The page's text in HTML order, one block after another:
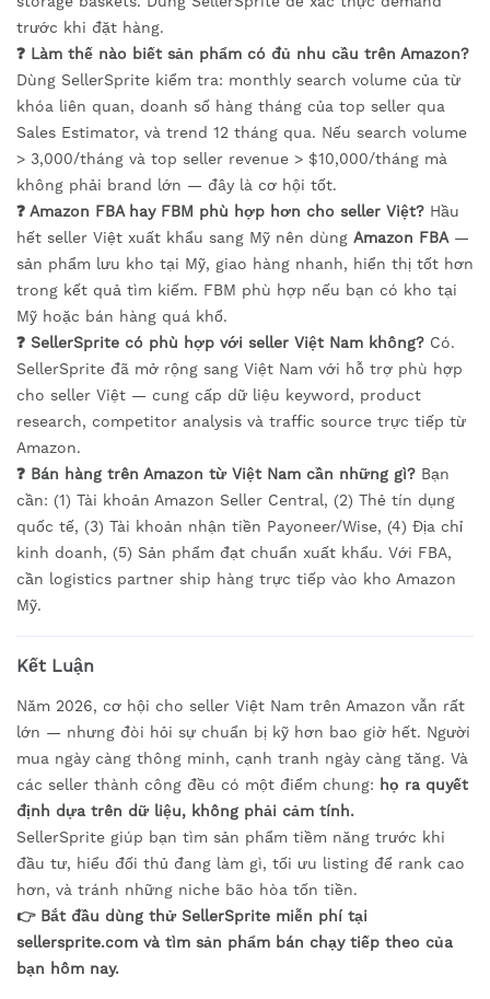
trước khi đặt hàng.
❓ Làm thế nào biết sản phẩm có đủ nhu cầu trên Amazon?
Dùng SellerSprite kiểm tra: monthly search volume của từ
khóa liên quan, doanh số hàng tháng của top seller qua
Sales Estimator, và trend 12 tháng qua. Nếu search volume
> 3,000/tháng và top seller revenue > $10,000/tháng mà
không phải brand lớn — đây là cơ hội tốt.
❓ Amazon FBA hay FBM phù hợp hơn cho seller Việt? Hầu
hết seller Việt xuất khẩu sang Mỹ nên dùng Amazon FBA—
sản phẩm lưu kho tại Mỹ, giao hàng nhanh, hiển thị tốt hơn
trong kết quả tìm kiếm. FBM phù hợp nếu bạn có kho tại
Mỹ hoặc bán hàng quá khổ.
❓ SellerSprite có phù hợp với seller Việt Nam không? Có.
SellerSprite đã mở rộng sang Việt Nam với hỗ trợ phù hợp
cho seller Việt — cung cấp dữ liệu keyword, product
research, competitor analysis và traffic source trực tiếp từ
Amazon.
❓ Bán hàng trên Amazon từ Việt Nam cần những gì? Bạn
cần: (1) Tài khoản Amazon Seller Central, (2) Thẻ tín dụng
quốc tế, (3) Tài khoản nhận tiền Payoneer/Wise, (4) Địa chỉ
kinh doanh, (5) Sản phẩm đạt chuẩn xuất khẩu. Với FBA,
cần logistics partner ship hàng trực tiếp vào kho Amazon
Mỹ.
Kết Luận
Năm 2026, cơ hội cho seller Việt Nam trên Amazon vẫn rất
lớn — nhưng đòi hỏi sự chuẩn bị kỹ hơn bao giờ hết. Người
mua ngày càng thông minh, cạnh tranh ngày càng tăng. Và
các seller thành công đều có một điểm chung: họ ra quyết
định dựa trên dữ liệu, không phải cảm tính.
SellerSprite giúp bạn tìm sản phẩm tiềm năng trước khi
đầu tư, hiểu đối thủ đang làm gì, tối ưu listing để rank cao
hơn, và tránh những niche bão hòa tốn tiền.
👉 Bắt đầu dùng thử SellerSprite miễn phí tại
sellersprite.com và tìm sản phẩm bán chạy tiếp theo của
bạn hôm nay.